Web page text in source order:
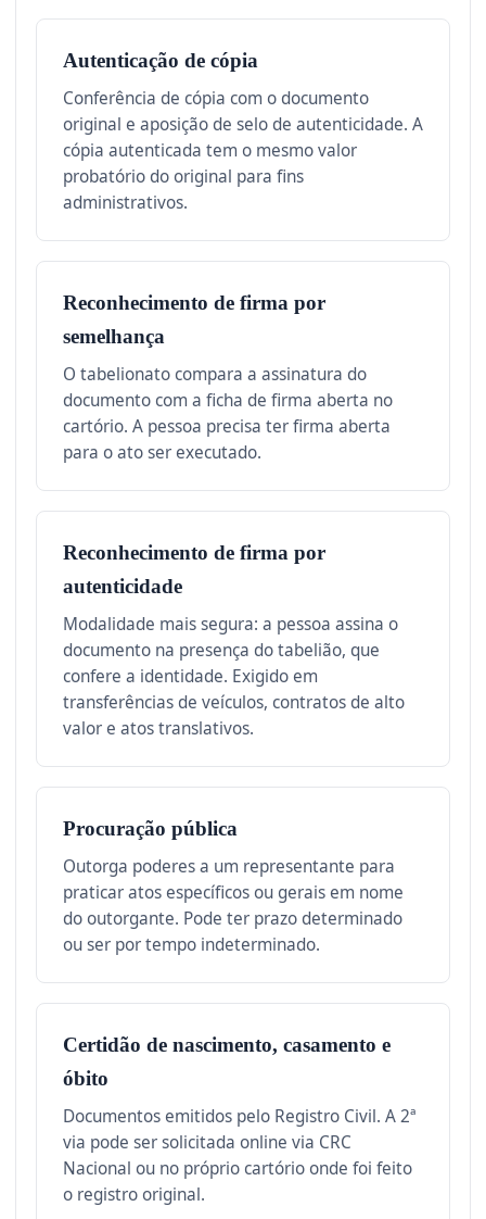
Autenticação de cópia
Conferência de cópia com o documento
original e aposição de selo de autenticidade. A
cópia autenticada tem o mesmo valor
probatório do original para fins
administrativos.
Reconhecimento de firma por
semelhança
O tabelionato compara a assinatura do
documento com a ficha de firma aberta no
cartório. A pessoa precisa ter firma aberta
para o ato ser executado.
Reconhecimento de firma por
autenticidade
Modalidade mais segura: a pessoa assina o
documento na presença do tabelião, que
confere a identidade. Exigido em
transferências de veículos, contratos de alto
valor e atos translativos.
Procuração pública
Outorga poderes a um representante para
praticar atos específicos ou gerais em nome
do outorgante. Pode ter prazo determinado
ou ser por tempo indeterminado.
Certidão de nascimento, casamento e
óbito
Documentos emitidos pelo Registro Civil. A 2ª
via pode ser solicitada online via CRC
Nacional ou no próprio cartório onde foi feito
o registro original.